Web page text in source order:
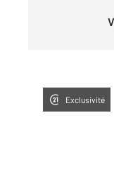
Exclusivité